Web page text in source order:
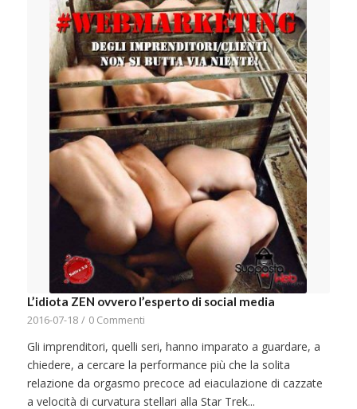
L’idiota ZEN ovvero l’esperto di social media
2016-07-18 / 0 Commenti
Gli imprenditori, quelli seri, hanno imparato a guardare, a
chiedere, a cercare la performance più che la solita
relazione da orgasmo precoce ad eiaculazione di cazzate
a velocità di curvatura stellari alla Star Trek...